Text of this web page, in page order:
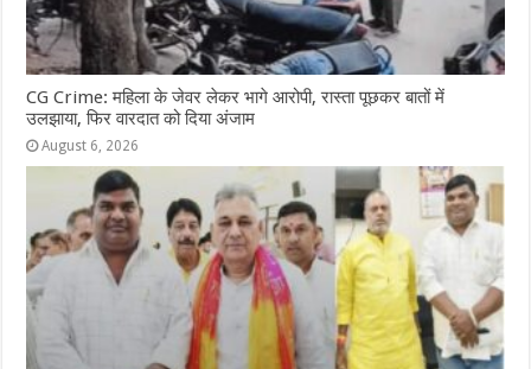
CG Crime: महिला के जेवर लेकर भागे आरोपी, रास्ता पूछकर बातों में
उलझाया, फिर वारदात को दिया अंजाम
August 6, 2026